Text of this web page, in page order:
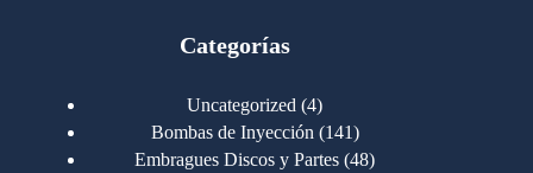
Categorías
Uncategorized 44
productos
Bombas de Inyección 141141
productos
Embragues Discos y Partes 4848